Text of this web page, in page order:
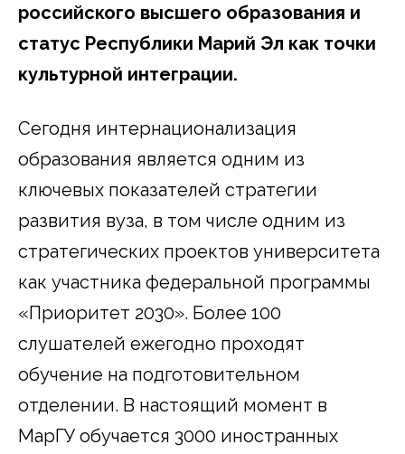
российского высшего образования и
статус Республики Марий Эл как точки
культурной интеграции.
Сегодня интернационализация
образования является одним из
ключевых показателей стратегии
развития вуза, в том числе одним из
стратегических проектов университета
как участника федеральной программы
«Приоритет 2030». Более 100
слушателей ежегодно проходят
обучение на подготовительном
отделении. В настоящий момент в
МарГУ обучается 3000 иностранных